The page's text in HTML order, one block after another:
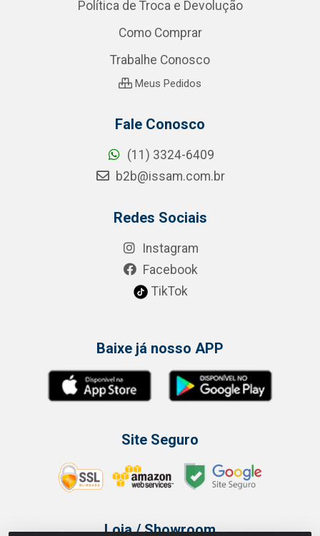
Política de Troca e Devolução
Como Comprar
Trabalhe Conosco
Meus Pedidos
Fale Conosco
(11) 3324-6409
b2b@issam.com.br
Redes Sociais
Instagram
Facebook
TikTok
Baixe já nosso APP
Site Seguro
Loja / Showroom